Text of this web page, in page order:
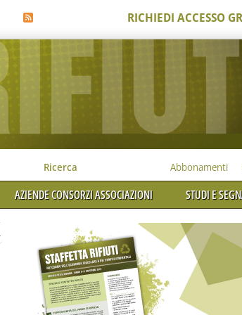
RICHIEDI ACCESSO
Ricerca Abbonamenti
AZIENDE CONSORZI ASSOCIAZIONI STUDI E